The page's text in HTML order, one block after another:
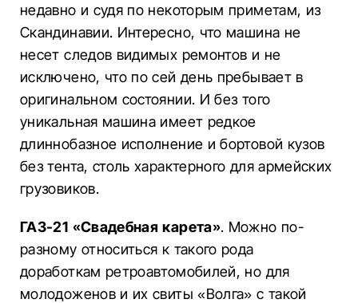
недавно и судя по некоторым приметам, из
Скандинавии. Интересно, что машина не
несет следов видимых ремонтов и не
исключено, что по сей день пребывает в
оригинальном состоянии. И без того
уникальная машина имеет редкое
длиннобазное исполнение и бортовой кузов
без тента, столь характерного для армейских
грузовиков.
ГАЗ-21 «Свадебная карета». Можно по-
разному относиться к такого рода
доработкам ретроавтомобилей, но для
молодоженов и их свиты «Волга» с такой